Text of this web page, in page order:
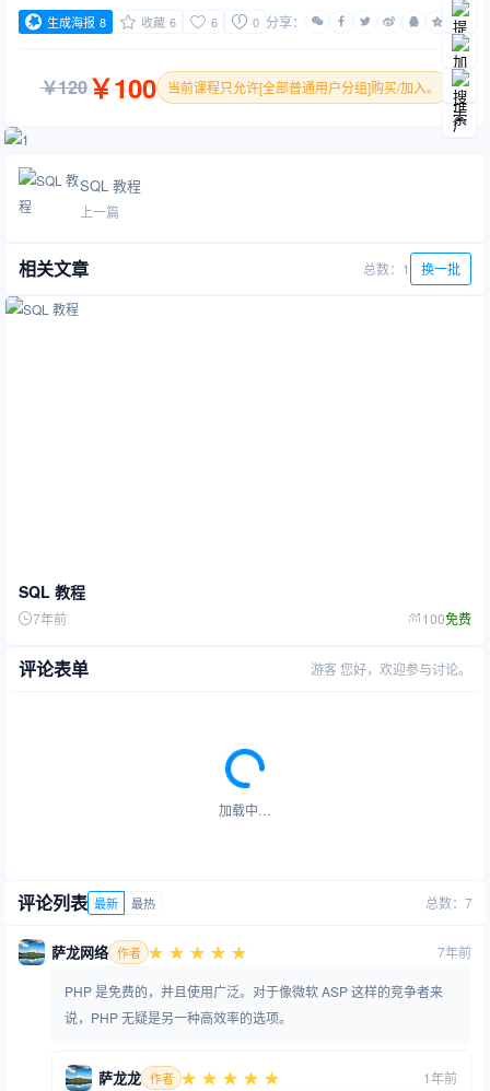
生成海报 8 收藏 6 6 0 分享：
￥120￥100 当前课程只允许[全部普通用户分组]购买/加入。
SQL 教程
上一篇
相关文章 总数：1 换一批
SQL 教程
7年前 100免费
评论表单 游客 您好，欢迎参与讨论。
加载中…
评论列表 最新 最热 总数：7
萨龙网络 作者 7年前
PHP 是免费的，并且使用广泛。对于像微软 ASP 这样的竞争者来
说，PHP 无疑是另一种高效率的选项。
萨龙龙 作者 1年前